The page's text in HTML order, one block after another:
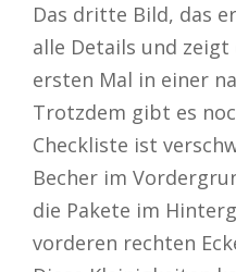
Das dritte Bild, das
alle Details und
ersten Mal in einer
Trotzdem gibt es
Checkliste ist
Becher im
die Pakete im
vorderen rechten